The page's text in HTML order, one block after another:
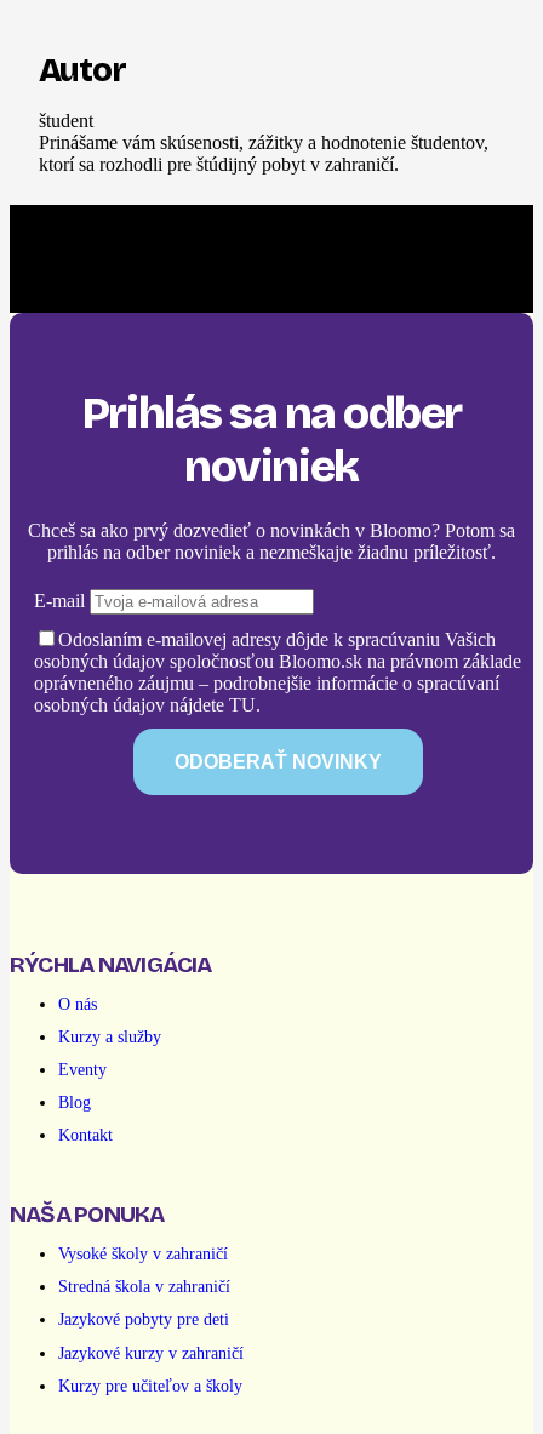
Autor
študent
Prinášame vám skúsenosti, zážitky a hodnotenie študentov,
ktorí sa rozhodli pre štúdijný pobyt v zahraničí.
Prihlás sa na odber
noviniek
Chceš sa ako prvý dozvedieť o novinkách v Bloomo? Potom sa
prihlás na odber noviniek a nezmeškajte žiadnu príležitosť.
E-mail
Odoslaním e-mailovej adresy dôjde k spracúvaniu Vašich
osobných údajov spoločnosťou Bloomo.sk na právnom základe
oprávneného záujmu – podrobnejšie informácie o spracúvaní
osobných údajov nájdete TU.
RÝCHLA NAVIGÁCIA
O nás
Kurzy a služby
Eventy
Blog
Kontakt
NAŠA PONUKA
Vysoké školy v zahraničí
Stredná škola v zahraničí
Jazykové pobyty pre deti
Jazykové kurzy v zahraničí
Kurzy pre učiteľov a školy